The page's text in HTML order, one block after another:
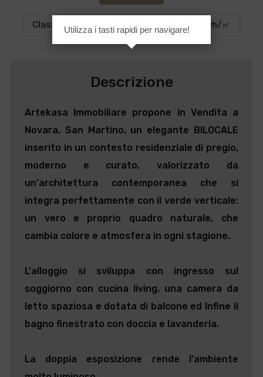
Classe energetica: A4 : 23.95 kwh/㎡
Descrizione
Artekasa Immobiliare propone in Vendita a
Novara, San Martino, un elegante BILOCALE
inserito in un contesto residenziale di pregio,
moderno e curato, valorizzato da
un'architettura contemporanea che si
integra perfettamente con il verde verticale:
un vero e proprio quadro naturale, che
cambia colore e atmosfera in ogni stagione.
L'alloggio si sviluppa con ingresso sul
soggiorno con cucina living, una camera da
letto spaziosa e dotata di balcone ed Infine il
bagno finestrato con doccia e lavanderia.
La doppia esposizione rende l'ambiente
Utilizza i tasti rapidi per navigare!